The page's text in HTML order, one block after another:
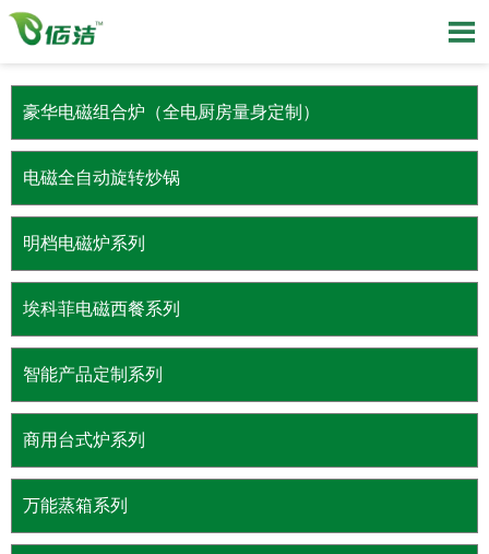

豪华电磁组合炉（全电厨房量身定制）
电磁全自动旋转炒锅
明档电磁炉系列
埃科菲电磁西餐系列
智能产品定制系列
商用台式炉系列
万能蒸箱系列